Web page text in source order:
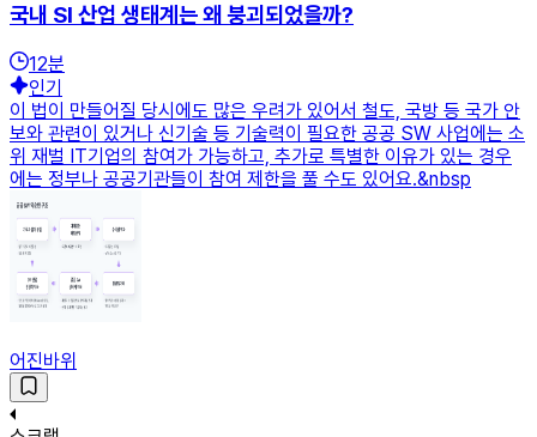
국내 SI 산업 생태계는 왜 붕괴되었을까?
12분
인기
이 법이 만들어질 당시에도 많은 우려가 있어서 철도, 국방 등 국가 안
보와 관련이 있거나 신기술 등 기술력이 필요한 공공 SW 사업에는 소
위 재벌 IT기업의 참여가 가능하고, 추가로 특별한 이유가 있는 경우
에는 정부나 공공기관들이 참여 제한을 풀 수도 있어요.&nbsp
어진바위